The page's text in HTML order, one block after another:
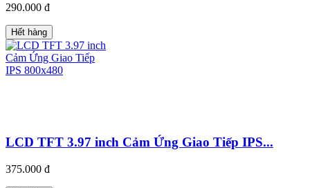
290.000 đ
Hết hàng
LCD TFT 3.97 inch Cảm Ứng Giao Tiếp IPS...
375.000 đ